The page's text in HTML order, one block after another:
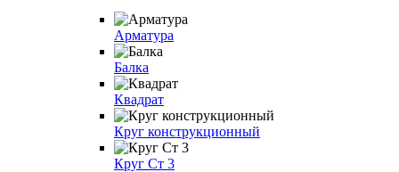
Арматура
Балка
Квадрат
Круг конструкционный
Круг Ст 3